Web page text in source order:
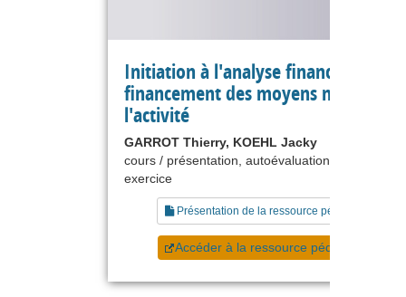
Initiation à l'analyse financière - Le
financement des moyens
l'activité
GARROT Thierry, KOEHL Jacky
cours / présentation, autoévaluation, étude de
exercice
Présentation de la ressource pédagogique
Accéder à la ressource pédagogique